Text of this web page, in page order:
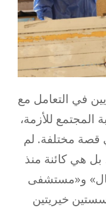
في التعامل مع
المجتمع للأزمة،
قصة مختلفة. لم
بل هي كائنة منذ
و«مستشفى
خيريتين